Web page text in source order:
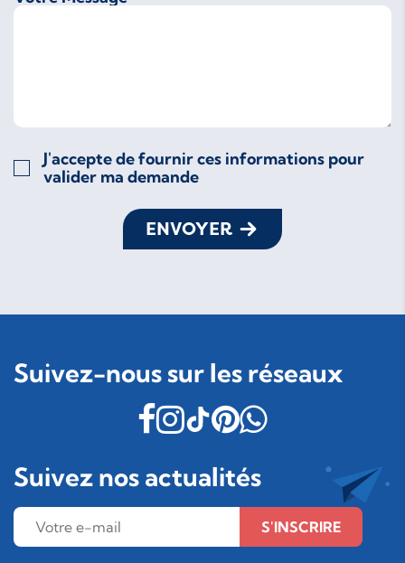
J'accepte de fournir ces informations pour
valider ma demande
ENVOYER
Suivez-nous sur les réseaux
Suivez nos actualités
S'INSCRIRE